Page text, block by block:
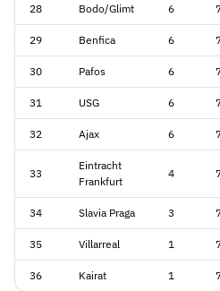
28 Bodo/Glimt 6
29 Benfica 6
30 Pafos 6
31 USG 6
32 Ajax 6
33
Eintracht
Frankfurt
4
34 Slavia Praga 3
35 Villarreal 1
36 Kairat 1